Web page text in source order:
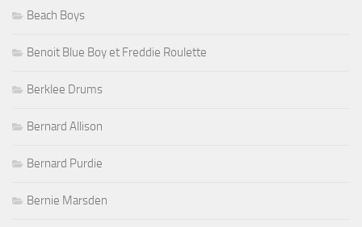
Beach Boys
Benoit Blue Boy et Freddie Roulette
Berklee Drums
Bernard Allison
Bernard Purdie
Bernie Marsden